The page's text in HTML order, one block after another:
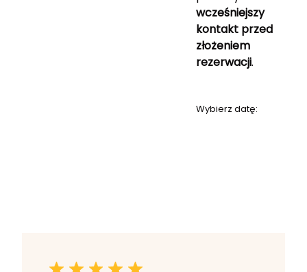
wcześniejszy
kontakt przed
złożeniem
rezerwacji.
Wybierz datę: